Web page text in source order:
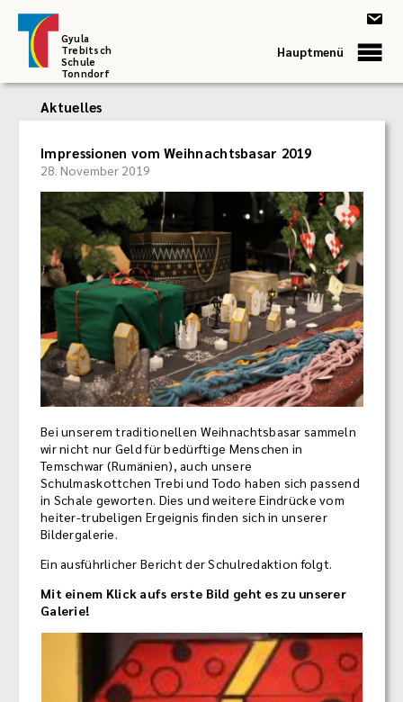
Gyula
Trebitsch
Schule
Tonndorf
Hauptmenü
Aktuelles
Impressionen vom Weihnachtsbasar 2019
28. November 2019
Bei unserem traditionellen Weihnachtsbasar sammeln
wir nicht nur Geld für bedürftige Menschen in
Temschwar (Rumänien), auch unsere
Schulmaskottchen Trebi und Todo haben sich passend
in Schale geworten. Dies und weitere Eindrücke vom
heiter-trubeligen Ergeignis finden sich in unserer
Bildergalerie.
Ein ausführlicher Bericht der Schulredaktion folgt.
Mit einem Klick aufs erste Bild geht es zu unserer
Galerie!